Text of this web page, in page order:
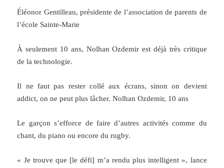
Éléonor Gentilleau, présidente de l’association de parents de
l’école Sainte-Marie
À seulement 10 ans, Nolhan Ozdemir est déjà très critique
de la technologie.
Il ne faut pas rester collé aux écrans, sinon on devient
addict, on ne peut plus lâcher. Nolhan Ozdemir, 10 ans
Le garçon s’efforce de faire d’autres activités comme du
chant, du piano ou encore du rugby.
« Je trouve que [le défi] m’a rendu plus intelligent », lance